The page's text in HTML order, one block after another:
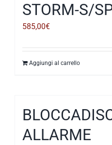
STORM-S/
585,00€
Aggiungi al carrello
ALLARME